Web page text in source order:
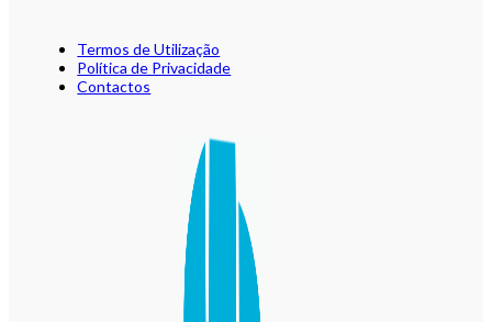
Termos de Utilização
Política de Privacidade
Contactos